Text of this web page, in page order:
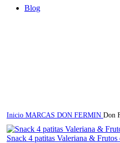
Blog
Inicio MARCAS DON FERMIN Don
Snack 4 patitas Valeriana &